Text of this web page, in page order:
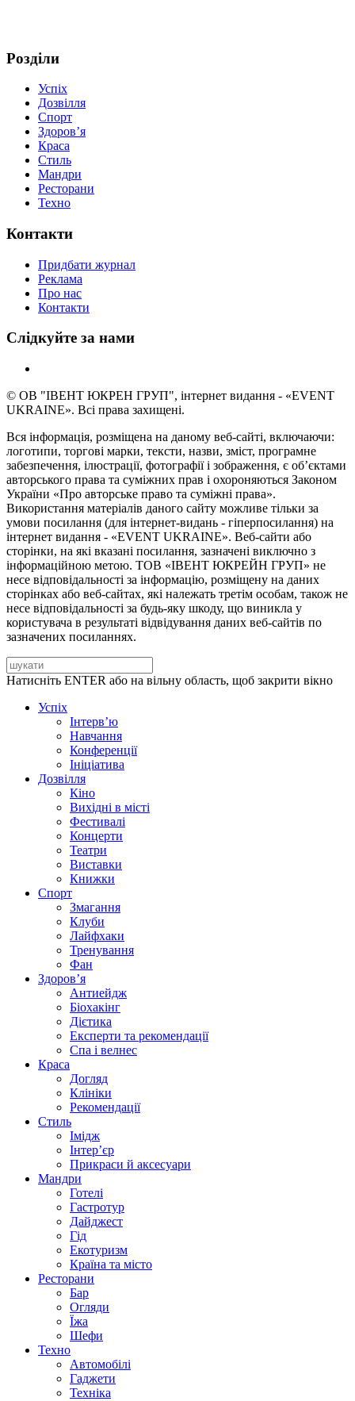
Розділи
Успіх
Дозвілля
Спорт
Здоров’я
Краса
Стиль
Мандри
Ресторани
Техно
Контакти
Придбати журнал
Реклама
Про нас
Контакти
Слідкуйте за нами
© ОВ "ІВЕНТ ЮКРЕН ГРУП", інтернет видання - «EVENT
UKRAINE». Всі права захищені.
Вся інформація, розміщена на даному веб-сайті, включаючи:
логотипи, торгові марки, тексти, назви, зміст, програмне
забезпечення, ілюстрації, фотографії і зображення, є об’єктами
авторського права та суміжних прав і охороняються Законом
України «Про авторське право та суміжні права».
Використання матеріалів даного сайту можливе тільки за
умови посилання (для інтернет-видань - гіперпосилання) на
інтернет видання - «EVENT UKRAINE». Веб-сайти або
сторінки, на які вказані посилання, зазначені виключно з
інформаційною метою. ТОВ «ІВЕНТ ЮКРЕЙН ГРУП» не
несе відповідальності за інформацію, розміщену на даних
сторінках або веб-сайтах, які належать третім особам, також не
несе відповідальності за будь-яку шкоду, що виникла у
користувача в результаті відвідування даних веб-сайтів по
зазначених посиланнях.
Натисніть ENTER або на вільну область, щоб закрити вікно
Успіх
Інтерв’ю
Навчання
Конференції
Ініціатива
Дозвілля
Кіно
Вихідні в місті
Фестивалі
Концерти
Театри
Виставки
Книжки
Спорт
Змагання
Клуби
Лайфхаки
Тренування
Фан
Здоров’я
Антиейдж
Біохакінг
Дієтика
Експерти та рекомендації
Спа i велнес
Краса
Догляд
Клініки
Рекомендації
Стиль
Імідж
Інтер’єр
Прикраси й аксесуари
Мандри
Готелі
Гастротур
Дайджест
Гід
Екотуризм
Країна та місто
Ресторани
Бар
Огляди
Їжа
Шефи
Техно
Автомобілі
Гаджети
Техніка